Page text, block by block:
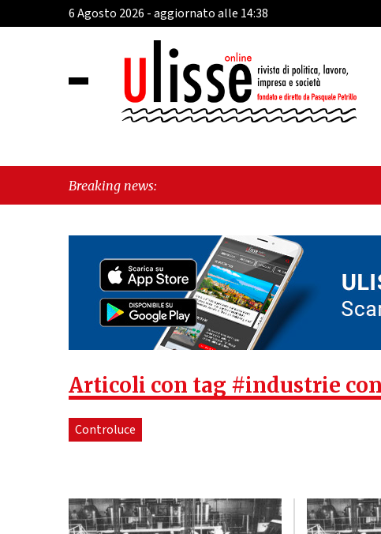
6 Agosto 2026 - aggiornato alle 14:38
Breaking news:
Articoli con tag #industrie
Controluce